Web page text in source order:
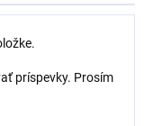
príspevky. Prosím